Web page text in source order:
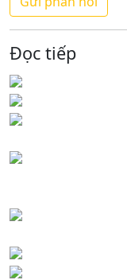
Đọc tiếp